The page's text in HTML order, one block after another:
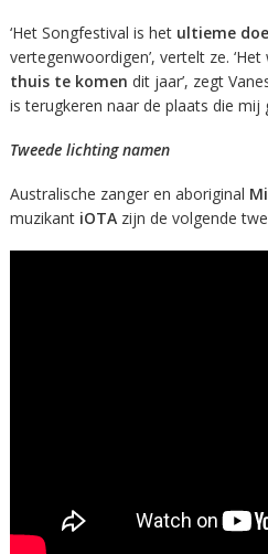
‘Het Songfestival is het ultieme
vertegenwoordigen’, vertelt ze.
thuis te komen dit jaar’, zegt
is terugkeren naar de plaats die mij
Tweede lichting namen
Australische zanger en aboriginal
muzikant iOTAzijn de volgende